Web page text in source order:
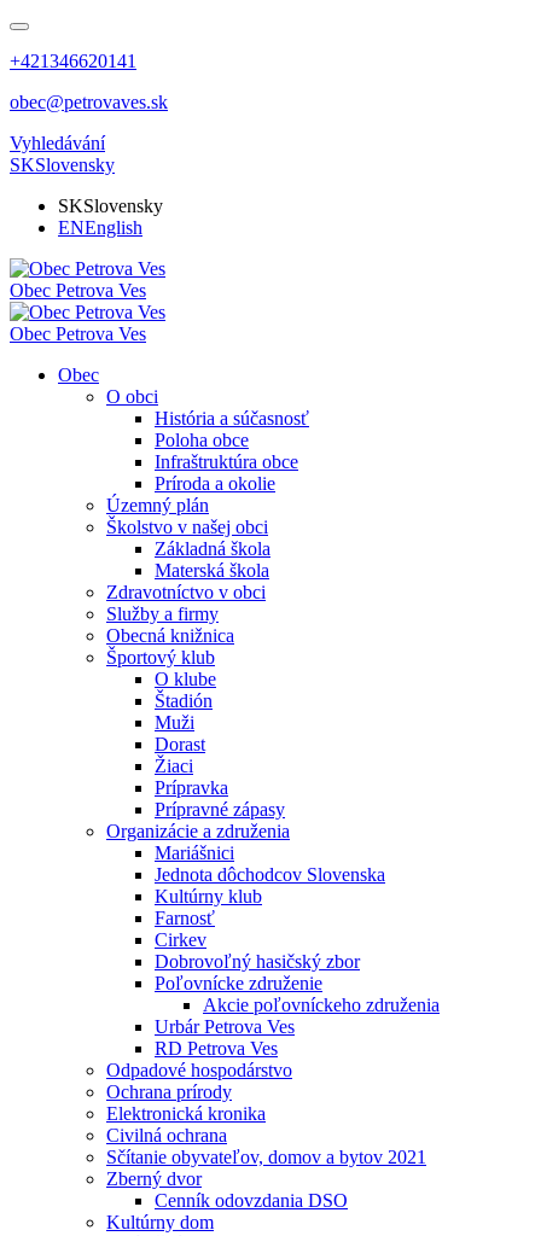
+421346620141
obec@petrovaves.sk
Vyhledávání
SKSlovensky
SKSlovensky
ENEnglish
Obec Petrova Ves
Obec Petrova Ves
Obec
O obci
História a súčasnosť
Poloha obce
Infraštruktúra obce
Príroda a okolie
Územný plán
Školstvo v našej obci
Základná škola
Materská škola
Zdravotníctvo v obci
Služby a firmy
Obecná knižnica
Športový klub
O klube
Štadión
Muži
Dorast
Žiaci
Prípravka
Prípravné zápasy
Organizácie a združenia
Mariášnici
Jednota dôchodcov Slovenska
Kultúrny klub
Farnosť
Cirkev
Dobrovoľný hasičský zbor
Poľovnícke združenie
Akcie poľovníckeho združenia
Urbár Petrova Ves
RD Petrova Ves
Odpadové hospodárstvo
Ochrana prírody
Elektronická kronika
Civilná ochrana
Sčítanie obyvateľov, domov a bytov 2021
Zberný dvor
Cenník odovzdania DSO
Kultúrny dom